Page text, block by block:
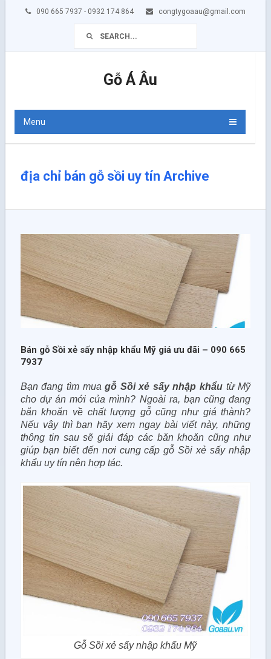
090 665 7937 - 0932 174 864 congtygoaau@gmail.com
Gỗ Á Âu
Menu
địa chỉ bán gỗ sồi uy tín Archive
Bán gỗ Sồi xẻ sấy nhập khẩu Mỹ giá ưu đãi – 090 665
7937
Bạn đang tìm muagỗ Sồi xẻ sấy nhập khẩutừ Mỹ
cho dự án mới của mình? Ngoài ra, bạn cũng đang
băn khoăn về chất lượng gỗ cũng như giá thành?
Nếu vậy thì bạn hãy xem ngay bài viết này, những
thông tin sau sẽ giải đáp các băn khoăn cũng như
giúp bạn biết đến nơi cung cấp gỗ Sồi xẻ sấy nhập
khẩu uy tín nên hợp tác.
Gỗ Sồi xẻ sấy nhập khẩu Mỹ